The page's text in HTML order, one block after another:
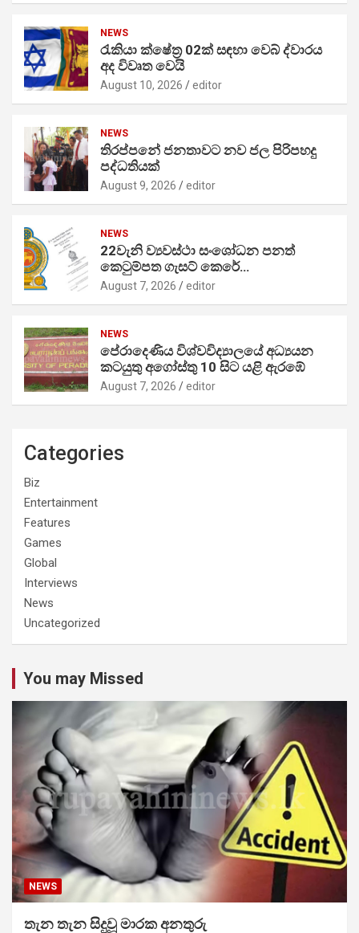
NEWS
රැකියා ක්ෂේත්‍ර 02ක් සඳහා වෙබ් ද්වාරය
අද විවෘත වෙයි
August 10, 2026 editor
NEWS
තිරප්පනේ ජනතාවට නව ජල පිරිපහදු
පද්ධතියක්
August 9, 2026 editor
NEWS
22වැනි ව්‍යවස්ථා සංශෝධන පනත්
කෙටුම්පත ගැසට් කෙරේ…
August 7, 2026 editor
NEWS
පේරාදෙණිය විශ්වවිද්‍යාලයේ අධ්‍යයන
කටයුතු අගෝස්තු 10 සිට යළි ඇරඹේ
August 7, 2026 editor
Categories
Biz
Entertainment
Features
Games
Global
Interviews
News
Uncategorized
You may Missed
NEWS
තැන තැන සිදුවූ මාරක අනතුරු